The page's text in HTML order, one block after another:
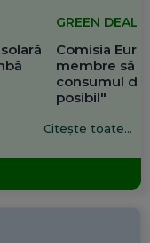
GREEN DEAL
Comisia
membre să
consumul de
posibil"
Citește toate...